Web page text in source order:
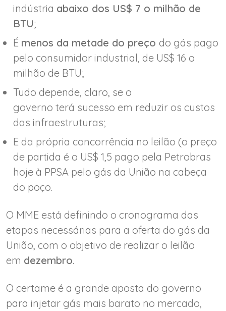
indústria abaixo dos US$ 7 o milhão de
BTU;
É menos da metade do preço do gás pago
pelo consumidor industrial, de US$ 16 o
milhão de BTU;
Tudo depende, claro, se o
governo terá sucesso em reduzir os custos
das infraestruturas;
E da própria concorrência no leilão (o preço
de partida é o US$ 1,5 pago pela Petrobras
hoje à PPSA pelo gás da União na cabeça
do poço.
O MME está definindo o cronograma das
etapas necessárias para a oferta do gás da
União, com o objetivo de realizar o leilão
em dezembro.
O certame é a grande aposta do governo
para injetar gás mais barato no mercado,